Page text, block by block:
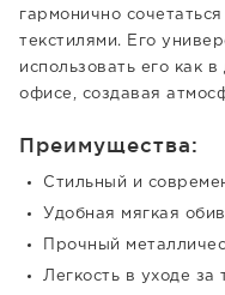
гармонично
текстилями. Его
использовать его как
офисе, создавая
Преимущества:
Стильный и
Удобная мягкая
Прочный
Легкость в уходе за